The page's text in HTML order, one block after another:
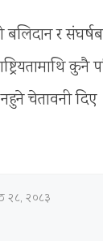
र
नहुने चेतावनी
२८, २०८३